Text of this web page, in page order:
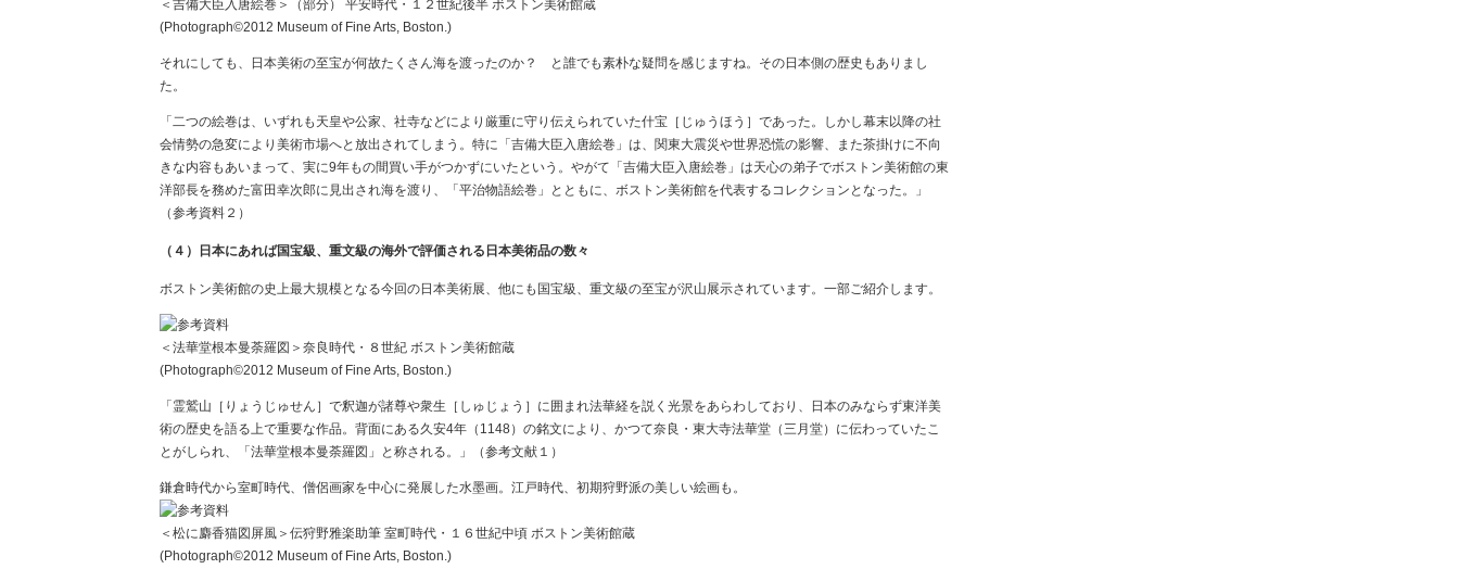
＜吉備大臣入唐絵巻＞（部分） 平安時代・１２世紀後半 ボストン美術館蔵
(Photograph©2012 Museum of Fine Arts, Boston.)
それにしても、日本美術の至宝が何故たくさん海を渡ったのか？ と誰でも素朴な疑問を感じますね。その日本側の歴史もありまし
た。
「二つの絵巻は、いずれも天皇や公家、社寺などにより厳重に守り伝えられていた什宝［じゅうほう］であった。しかし幕末以降の社
会情勢の急変により美術市場へと放出されてしまう。特に「吉備大臣入唐絵巻」は、関東大震災や世界恐慌の影響、また茶掛けに不向
きな内容もあいまって、実に9年もの間買い手がつかずにいたという。やがて「吉備大臣入唐絵巻」は天心の弟子でボストン美術館の東
洋部長を務めた富田幸次郎に見出され海を渡り、「平治物語絵巻」とともに、ボストン美術館を代表するコレクションとなった。」
（参考資料２）
（４）日本にあれば国宝級、重文級の海外で評価される日本美術品の数々
ボストン美術館の史上最大規模となる今回の日本美術展、他にも国宝級、重文級の至宝が沢山展示されています。一部ご紹介します。
＜法華堂根本曼荼羅図＞奈良時代・８世紀 ボストン美術館蔵
(Photograph©2012 Museum of Fine Arts, Boston.)
「霊鷲山［りょうじゅせん］で釈迦が諸尊や衆生［しゅじょう］に囲まれ法華経を説く光景をあらわしており、日本のみならず東洋美
術の歴史を語る上で重要な作品。背面にある久安4年（1148）の銘文により、かつて奈良・東大寺法華堂（三月堂）に伝わっていたこ
とがしられ、「法華堂根本曼荼羅図」と称される。」（参考文献１）
鎌倉時代から室町時代、僧侶画家を中心に発展した水墨画。江戸時代、初期狩野派の美しい絵画も。
＜松に麝香猫図屏風＞伝狩野雅楽助筆 室町時代・１６世紀中頃 ボストン美術館蔵
(Photograph©2012 Museum of Fine Arts, Boston.)